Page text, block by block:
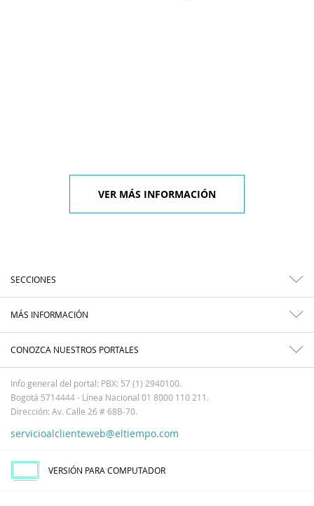
VER MÁS INFORMACIÓN
SECCIONES
MÁS INFORMACIÓN
CONOZCA NUESTROS PORTALES
Info general del portal: PBX: 57 (1) 2940100.
Bogotá 5714444 - Línea Nacional 01 8000 110 211.
Dirección: Av. Calle 26 # 68B-70.
servicioalclienteweb@eltiempo.com
VERSIÓN PARA COMPUTADOR